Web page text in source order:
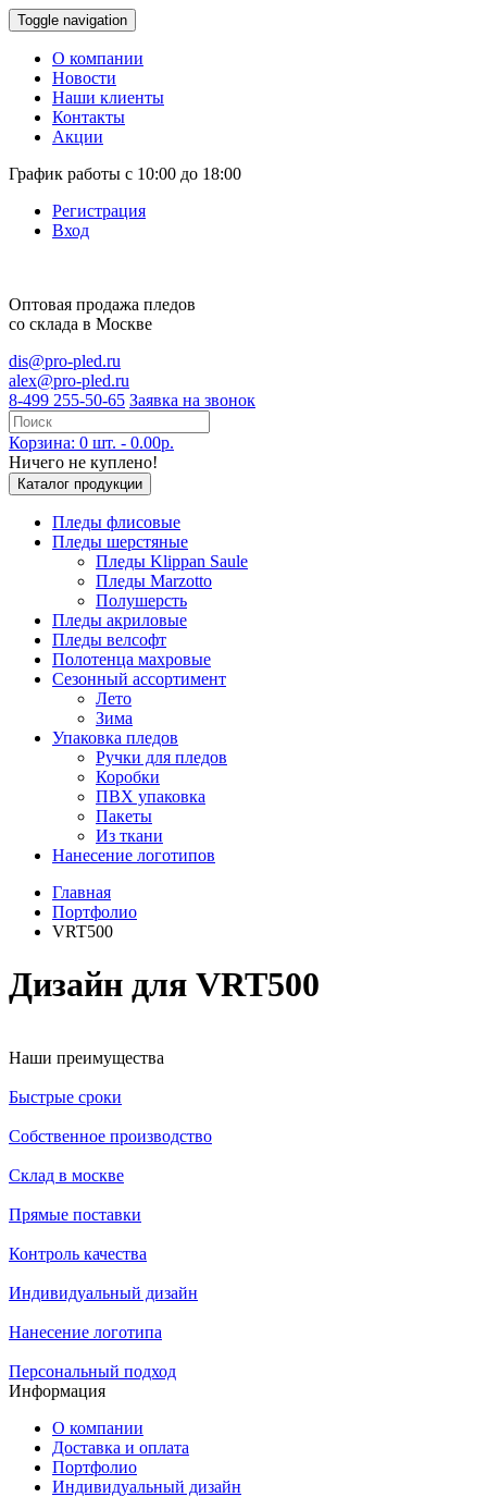
Toggle navigation
О компании
Новости
Наши клиенты
Контакты
Акции
График работы с 10:00 до 18:00
Регистрация
Вход
Оптовая продажа пледов
со склада в Москве
dis@pro-pled.ru
alex@pro-pled.ru
8-499 255-50-65 Заявка на звонок
Корзина: 0 шт. - 0.00р.
Ничего не куплено!
Каталог продукции
Пледы флисовые
Пледы шерстяные
Пледы Klippan Saule
Пледы Marzotto
Полушерсть
Пледы акриловые
Пледы велсофт
Полотенца махровые
Сезонный ассортимент
Лето
Зима
Упаковка пледов
Ручки для пледов
Коробки
ПВХ упаковка
Пакеты
Из ткани
Нанесение логотипов
Главная
Портфолио
VRT500
Дизайн для VRT500
Наши преимущества
Быстрые сроки
Собственное производство
Склад в москве
Прямые поставки
Контроль качества
Индивидуальный дизайн
Нанесение логотипа
Персональный подход
Информация
О компании
Доставка и оплата
Портфолио
Индивидуальный дизайн